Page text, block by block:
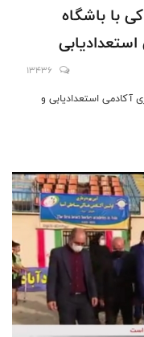
با باشگاه
13436
آکادمی استعدادیابی و